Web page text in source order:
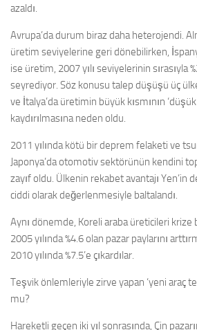
azaldı.
Avrupa’da durum biraz daha heterojendi.
üretim seviyelerine geri dönebilirken,
ise üretim, 2007 yılı seviyelerinin sırasıyla
seyrediyor. Söz konusu talep düşüşü üç
ve İtalya’da üretimin büyük kısmının
kaydırılmasına neden oldu.
2011 yılında kötü bir deprem felaketi ve
Japonya’da otomotiv sektörünün kendini
zayıf oldu. Ülkenin rekabet avantajı Yen’in
ciddi olarak değerlenmesiyle baltalandı.
Aynı dönemde, Koreli araba üreticileri krize
2005 yılında %4.6 olan pazar paylarını
2010 yılında %7.5’e çıkardılar.
Teşvik önlemleriyle zirve yapan ‘yeni araç
mu?
Hareketli geçen iki yıl sonrasında, Çin